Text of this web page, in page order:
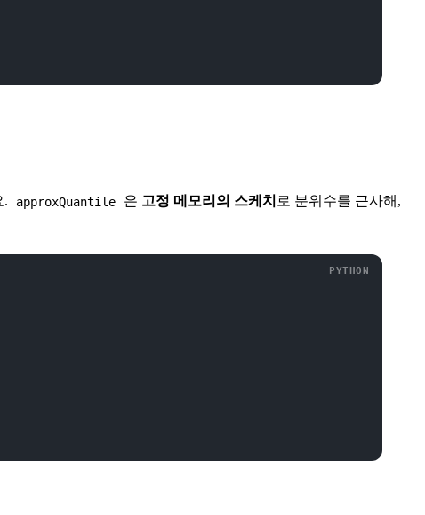
. approxQuantile 은 고정 메모리의 스케치 로 분위수를 근사해,